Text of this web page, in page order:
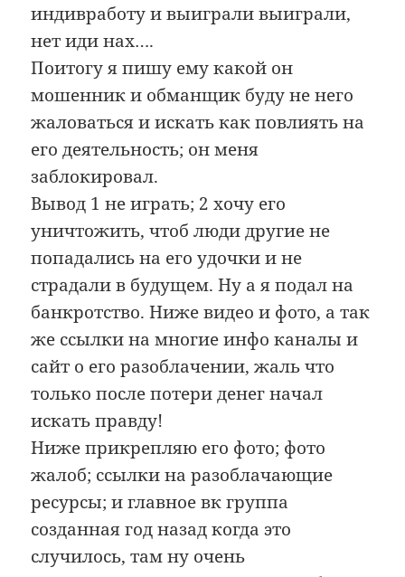
индивработу и выиграли выиграли,
нет иди нах….
Поитогу я пишу ему какой он
мошенник и обманщик буду не него
жаловаться и искать как повлиять на
его деятельность; он меня
заблокировал.
Вывод 1 не играть; 2 хочу его
уничтожить, чтоб люди другие не
попадались на его удочки и не
страдали в будущем. Ну а я подал на
банкротство. Ниже видео и фото, а так
же ссылки на многие инфо каналы и
сайт о его разоблачении, жаль что
только после потери денег начал
искать правду!
Ниже прикрепляю его фото; фото
жалоб; ссылки на разоблачающие
ресурсы; и главное вк группа
созданная год назад когда это
случилось, там ну очень